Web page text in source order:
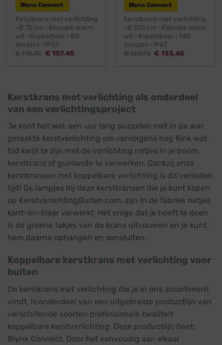
Blynx Connect
Kerstkrans met verlichting
· Ø 75 cm · Klassiek warm
wit · Koppelbaar · 80
lampjes · IP67
€118,45 Oorspronkelijke
€ 107,45
Blynx Connect
Kerstkrans met verlichting
· Ø 100 cm · Klassiek warm
wit · Koppelbaar · 140
lampjes · IP67
€168,95 Oorspronkelijke
€ 153,45
Kerstkrans met verlichting als onderdeel
van een verlichtingsproject
Je kent het wel: een uur lang puzzelen met in de war
geraakte kerstverlichting om vervolgens nog flink wat
tijd kwijt te zijn met de verlichting netjes in je boom,
kerstkrans of guirlande te verwerken. Dankzij onze
kerstkransen met koppelbare verlichting is dit verleden
tijd! De lampjes bij deze kerstkransen die je kunt kopen
op KerstverlichtingBuiten.com, zijn in de fabriek netjes
kant-en-klaar verwerkt. Het enige dat je hoeft te doen
is de groene takjes van de krans uitvouwen en je kunt
hem daarna ophangen en aansluiten.
Koppelbare kerstkrans met verlichting voor
buiten
De kerstkrans met verlichting die je in ons assortiment
vindt, is onderdeel van een uitgebreide productlijn van
verschillende soorten professionele kwaliteit
koppelbare kerstverlichting. Deze productlijn heet:
Blynx Connect. Door het eenvoudig aan elkaar